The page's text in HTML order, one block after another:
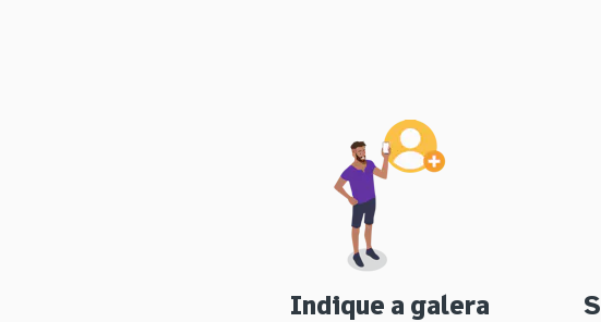
Indique a galera